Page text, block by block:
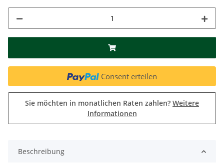
Consent erteilen
Sie möchten in monatlichen Raten zahlen? Weitere
Informationen
Beschreibung